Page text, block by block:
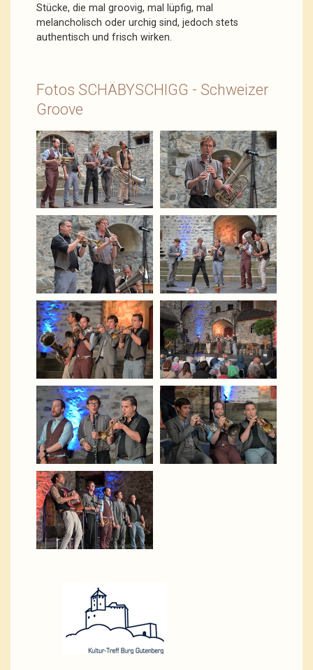
Stücke, die mal groovig, mal lüpfig, mal
melancholisch oder urchig sind, jedoch stets
authentisch und frisch wirken.
Fotos SCHÄBYSCHIGG - Schweizer
Groove